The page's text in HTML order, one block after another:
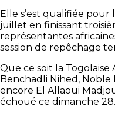
Elle s’est qualifiée pour
juillet en finissant
représentantes
session de repêchage
Que ce soit la Togolaise
Benchadli Nihed, Noble
encore El Allaoui
échoué ce dimanche 28.